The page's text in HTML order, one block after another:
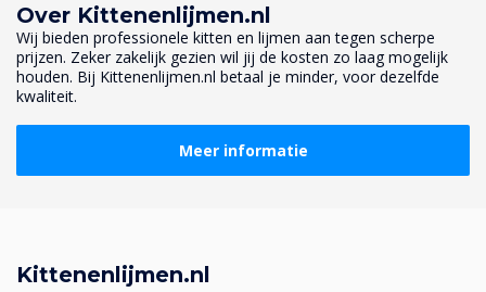
Over Kittenenlijmen.nl
Wij bieden professionele kitten en lijmen aan tegen scherpe
prijzen. Zeker zakelijk gezien wil jij de kosten zo laag mogelijk
houden. Bij Kittenenlijmen.nl betaal je minder, voor dezelfde
kwaliteit.
Meer informatie
Kittenenlijmen.nl